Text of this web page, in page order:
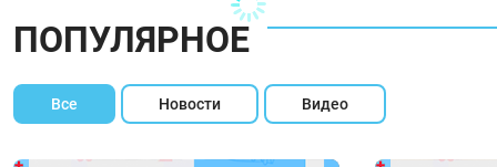
ПОПУЛЯРНОЕ
Все Новости Видео